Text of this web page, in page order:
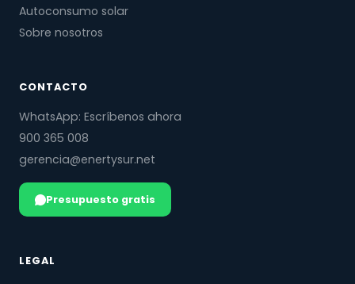
Autoconsumo solar
Sobre nosotros
CONTACTO
WhatsApp: Escríbenos ahora
900 365 008
gerencia@enertysur.net
Presupuesto gratis
LEGAL